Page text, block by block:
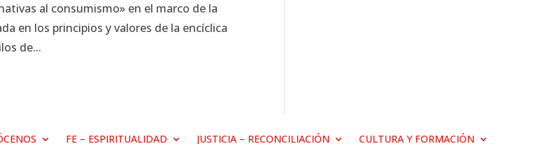
al consumismo» en el marco de la
en los principios y valores de la encíclica
de...
FE – ESPIRITUALIDAD JUSTICIA – RECONCILIACIÓN CULTURA Y FORMACIÓN